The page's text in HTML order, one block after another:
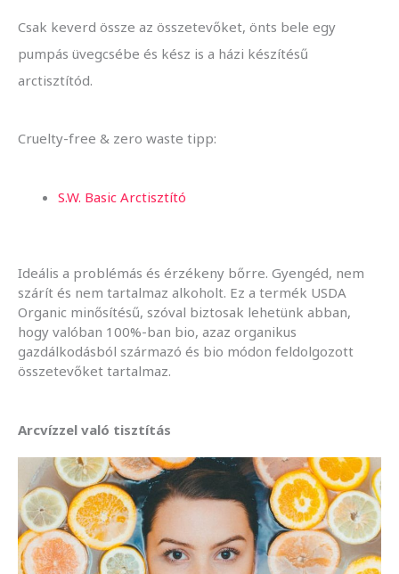
Csak keverd össze az összetevőket, önts bele egy
pumpás üvegcsébe és kész is a házi készítésű
arctisztítód.
Cruelty-free & zero waste tipp:
S.W. Basic Arctisztító
Ideális a problémás és érzékeny bőrre. Gyengéd, nem
szárít és nem tartalmaz alkoholt. Ez a termék USDA
Organic minősítésű, szóval biztosak lehetünk abban,
hogy valóban 100%-ban bio, azaz organikus
gazdálkodásból származó és bio módon feldolgozott
összetevőket tartalmaz.
Arcvízzel való tisztítás